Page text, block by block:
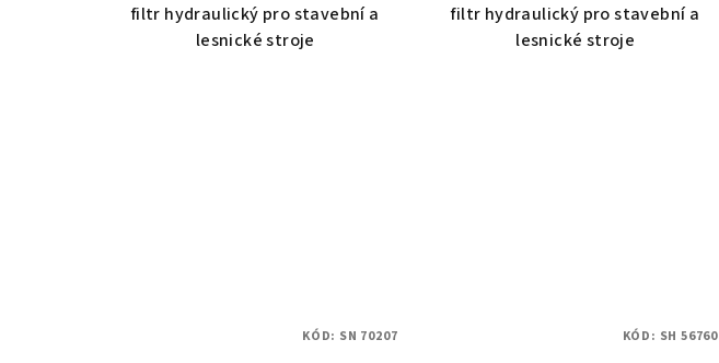
filtr hydraulický pro stavební a
lesnické stroje
filtr hydraulický pro stavební a
lesnické stroje
KÓD: SN 70207 KÓD: SH 56760